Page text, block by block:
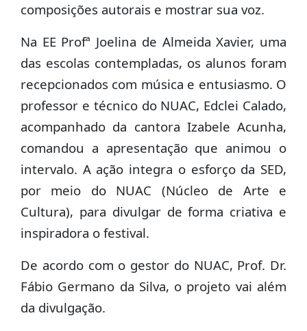
composições autorais e mostrar sua voz.
Na EE Profª Joelina de Almeida Xavier, uma
das escolas contempladas, os alunos foram
recepcionados com música e entusiasmo. O
professor e técnico do NUAC, Edclei Calado,
acompanhado da cantora Izabele Acunha,
comandou a apresentação que animou o
intervalo. A ação integra o esforço da SED,
por meio do NUAC (Núcleo de Arte e
Cultura), para divulgar de forma criativa e
inspiradora o festival.
De acordo com o gestor do NUAC, Prof. Dr.
Fábio Germano da Silva, o projeto vai além
da divulgação.